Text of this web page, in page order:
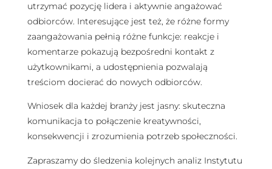
utrzymać pozycję lidera i aktywnie angażować
odbiorców. Interesujące jest też, że różne formy
zaangażowania pełnią różne funkcje: reakcje i
komentarze pokazują bezpośredni kontakt z
użytkownikami, a udostępnienia pozwalają
treściom docierać do nowych odbiorców.
Wniosek dla każdej branży jest jasny: skuteczna
komunikacja to połączenie kreatywności,
konsekwencji i zrozumienia potrzeb społeczności.
Zapraszamy do śledzenia kolejnych analiz Instytutu